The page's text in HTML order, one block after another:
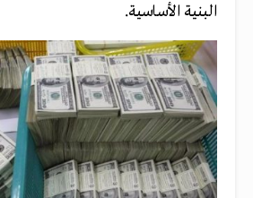
البنية الأساسية.